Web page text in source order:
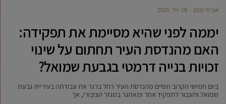
אביחי טבק 28 יולי, 2025
יממה לפני שהיא מסיימת את תפקידה:
האם מהנדסת העיר תחתום על שינוי
זכויות בנייה דרמטי בגבעת שמואל?
ביום חמישי הקרוב תסיים מהנדסת העיר רחל ברגר את עבודתה בעיריית גבעת
שמואל ותעבור לתפקיד אחר ומאתגר במגזר הציבורי, אך